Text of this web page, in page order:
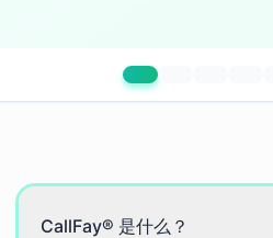
通用问题
CallFay® 是什么？